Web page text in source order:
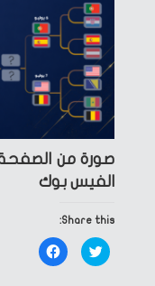
صورة من الصفحة
الفيس بوك
Share this:
Click
to
share
Click
to